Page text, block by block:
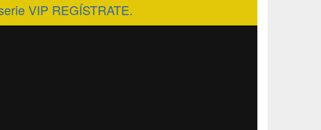
VIP REGÍSTRATE.